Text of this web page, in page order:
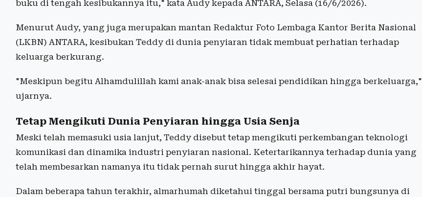
buku di tengah kesibukannya itu," kata Audy kepada ANTARA, Selasa (16/6/2026).
Menurut Audy, yang juga merupakan mantan Redaktur Foto Lembaga Kantor Berita Nasional
(LKBN) ANTARA, kesibukan Teddy di dunia penyiaran tidak membuat perhatian terhadap
keluarga berkurang.
"Meskipun begitu Alhamdulillah kami anak-anak bisa selesai pendidikan hingga berkeluarga,"
ujarnya.
Tetap Mengikuti Dunia Penyiaran hingga Usia Senja
Meski telah memasuki usia lanjut, Teddy disebut tetap mengikuti perkembangan teknologi
komunikasi dan dinamika industri penyiaran nasional. Ketertarikannya terhadap dunia yang
telah membesarkan namanya itu tidak pernah surut hingga akhir hayat.
Dalam beberapa tahun terakhir, almarhumah diketahui tinggal bersama putri bungsunya di